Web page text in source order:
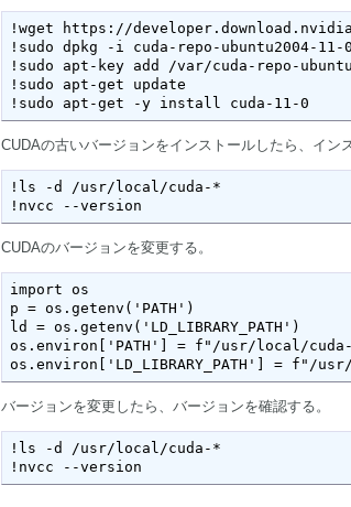
!wget https://
!sudo dpkg -i cuda-repo-ubuntu2004-11-
!sudo apt-key add /var/cuda-repo-
!sudo apt-get update
!sudo apt-get -y install cuda-11-0
CUDAの古いバージョンをインストールしたら、イン
!ls -d /usr/local/cuda-*
!nvcc --version
CUDAのバージョンを変更する。
import os
p = os.getenv('PATH')
ld = os.getenv('LD_LIBRARY_PATH')
os.environ['PATH'] = f"/usr/local/
os.environ['LD_LIBRARY_PATH'] = f"/
バージョンを変更したら、バージョンを確認する。
!ls -d /usr/local/cuda-*
!nvcc --version